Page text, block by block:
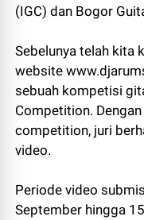
(IGC) dan Bogor
Sebelunya telah kita
website
sebuah kompetisi
Competition.
competition, juri
video.
Periode video
September hingga